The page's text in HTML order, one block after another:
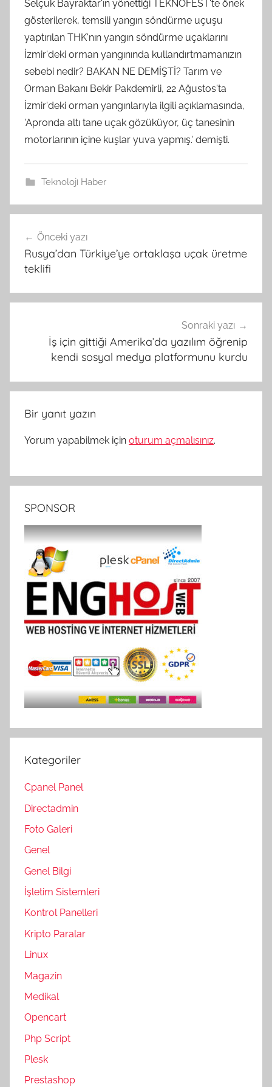
Selçuk Bayraktar'ın yönettiği TEKNOFEST'te önek
gösterilerek, temsili yangın söndürme uçuşu
yaptırılan THK'nın yangın söndürme uçaklarını
İzmir'deki orman yangınında kullandırtmamanızın
sebebi nedir? BAKAN NE DEMİŞTİ? Tarım ve
Orman Bakanı Bekir Pakdemirli, 22 Ağustos'ta
İzmir'deki orman yangınlarıyla ilgili açıklamasında,
'Apronda altı tane uçak gözüküyor, üç tanesinin
motorlarının içine kuşlar yuva yapmış.' demişti.
Teknoloji Haber
gezinmesi
Önceki yazı
Rusya’dan Türkiye’ye ortaklaşa uçak üretme
teklifi
Sonraki yazı
İş için gittiği Amerika’da yazılım öğrenip
kendi sosyal medya platformunu kurdu
Bir yanıt yazın
Yorum yapabilmek için oturum açmalısınız.
SPONSOR
Kategoriler
Cpanel Panel
Directadmin
Foto Galeri
Genel
Genel Bilgi
İşletim Sistemleri
Kontrol Panelleri
Kripto Paralar
Linux
Magazin
Medikal
Opencart
Php Script
Plesk
Prestashop